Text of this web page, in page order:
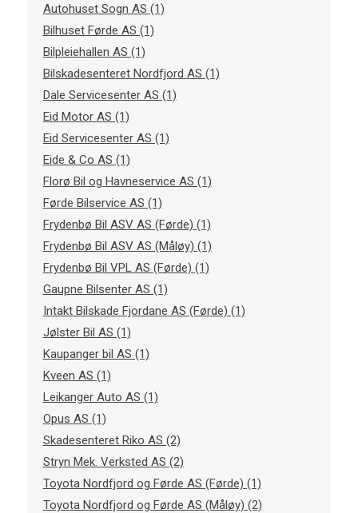
Autohuset Sogn AS (1)
Bilhuset Førde AS (1)
Bilpleiehallen AS (1)
Bilskadesenteret Nordfjord AS (1)
Dale Servicesenter AS (1)
Eid Motor AS (1)
Eid Servicesenter AS (1)
Eide & Co AS (1)
Florø Bil og Havneservice AS (1)
Førde Bilservice AS (1)
Frydenbø Bil ASV AS (Førde) (1)
Frydenbø Bil ASV AS (Måløy) (1)
Frydenbø Bil VPL AS (Førde) (1)
Gaupne Bilsenter AS (1)
Intakt Bilskade Fjordane AS (Førde) (1)
Jølster Bil AS (1)
Kaupanger bil AS (1)
Kveen AS (1)
Leikanger Auto AS (1)
Opus AS (1)
Skadesenteret Riko AS (2)
Stryn Mek. Verksted AS (2)
Toyota Nordfjord og Førde AS (Førde) (1)
Toyota Nordfjord og Førde AS (Måløy) (2)